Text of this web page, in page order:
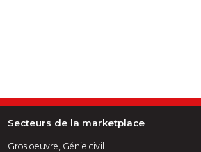
Secteurs de la marketplace
Gros oeuvre, Génie civil